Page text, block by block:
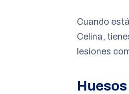
Cuando
Celina,
lesiones